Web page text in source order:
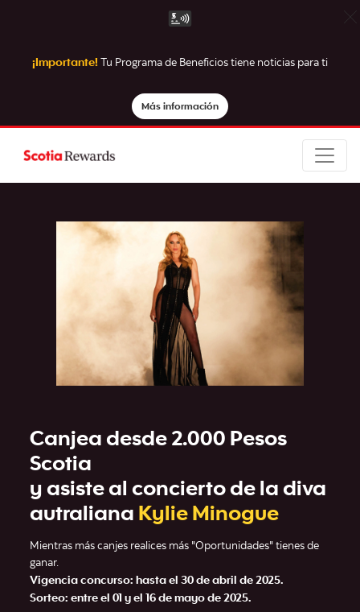
¡Importante! Tu Programa de Beneficios tiene noticias para ti
Más información
Canjea desde 2.000 Pesos
Scotia
y asiste al concierto de la diva
autraliana Kylie Minogue
Mientras más canjes realices más "Oportunidades" tienes de
ganar.
Vigencia concurso: hasta el 30 de abril de 2025.
Sorteo: entre el 01 y el 16 de mayo de 2025.